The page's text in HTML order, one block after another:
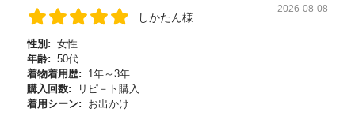
しかたん様
2026-08-08
性別: 女性
年齢: 50代
着物着用歴:
1年～3年
購入回数:
リピ－ト購入
着用シーン:
お出かけ